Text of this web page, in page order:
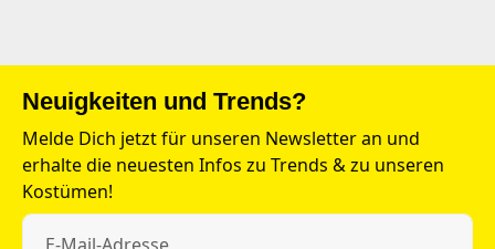
Neuigkeiten und Trends?
Melde Dich jetzt für unseren Newsletter an und
erhalte die neuesten Infos zu Trends & zu unseren
Kostümen!